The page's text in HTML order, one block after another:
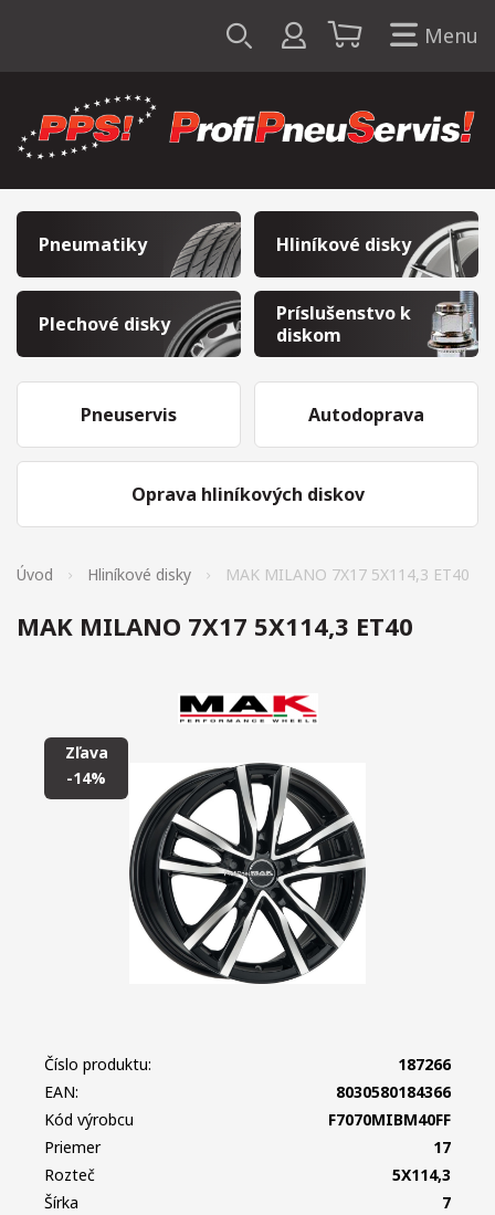
Menu
Pneumatiky Hliníkové disky
Plechové disky
Príslušenstvo k
diskom
Pneuservis
Oprava hliníkových diskov
Autodoprava
Úvod Hliníkové disky MAK MILANO 7X17 5X114,3 ET40
MAK MILANO 7X17 5X114,3 ET40
Zľava
-14%
Číslo produktu:
187266
EAN:
8030580184366
Kód výrobcu
F7070MIBM40FF
Priemer
17
Rozteč
5X114,3
Šírka
7